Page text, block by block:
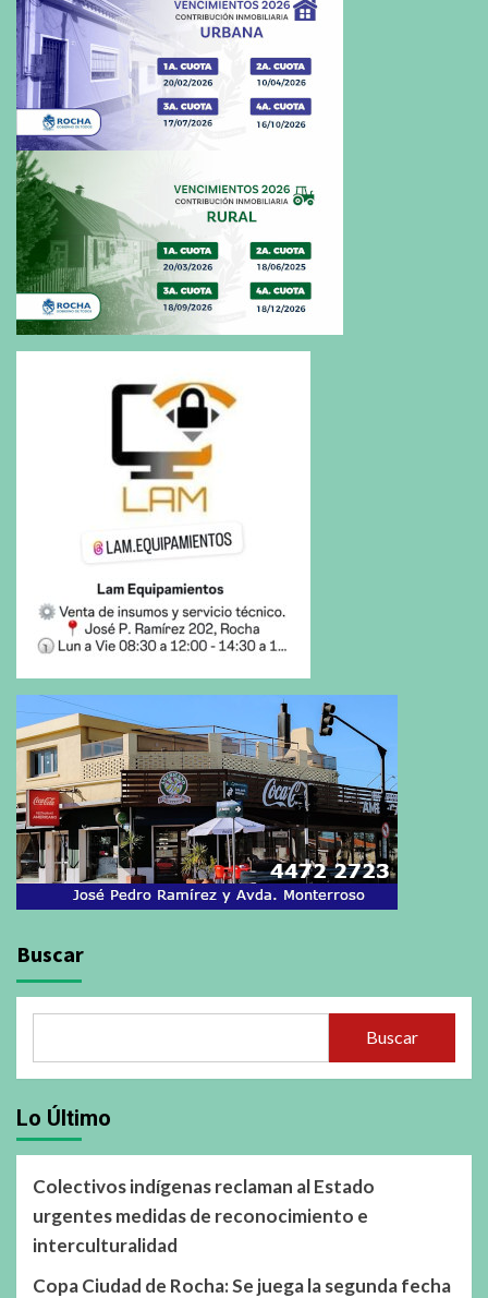
Buscar
Buscar
Lo Último
Colectivos indígenas reclaman al Estado
urgentes medidas de reconocimiento e
interculturalidad
Copa Ciudad de Rocha: Se juega la segunda fecha